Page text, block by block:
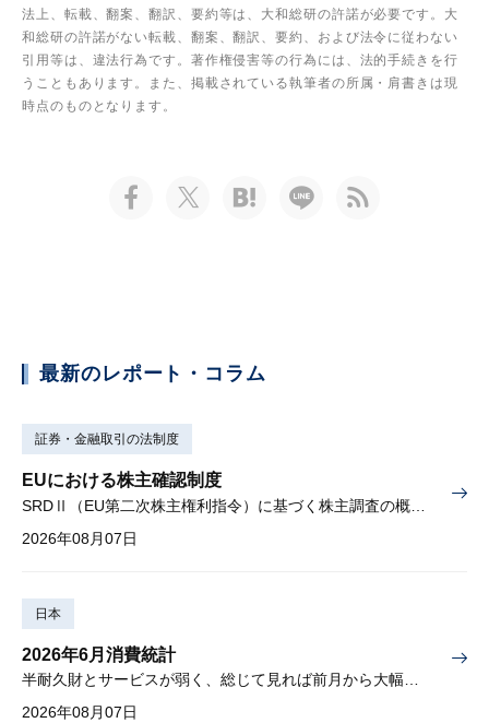
法上、転載、翻案、翻訳、要約等は、大和総研の許諾が必要です。大
和総研の許諾がない転載、翻案、翻訳、要約、および法令に従わない
引用等は、違法行為です。著作権侵害等の行為には、法的手続きを行
うこともあります。また、掲載されている執筆者の所属・肩書きは現
時点のものとなります。
最新のレポート・コラム
証券・金融取引の法制度
EUにおける株主確認制度
2026年08月07日
日本
2026年6月消費統計
半耐久財とサービスが弱く、総じて見れば前月から大幅に減少
2026年08月07日